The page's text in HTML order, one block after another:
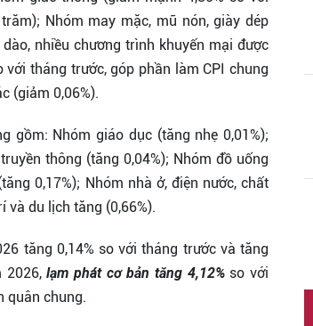
Nhóm may mặc, mũ nón, giày dép
nhiều chương trình khuyến mại được
tháng trước, góp phần làm CPI chung
(giảm 0,06%).
gồm: Nhóm giáo dục (tăng nhẹ 0,01%);
thông (tăng 0,04%); Nhóm đồ uống
0,17%); Nhóm nhà ở, điện nước, chất
và du lịch tăng (0,66%).
tăng 0,14% so với tháng trước và tăng
2026,lạm phát cơ bản tăng 4,12% so với
quân chung.